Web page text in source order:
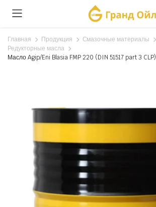
Главная Продукция
Смазочные материалы
Редукторные масла
Масло Agip/Eni Blasia FMP 220 (DIN 51517 part 3 CLP)